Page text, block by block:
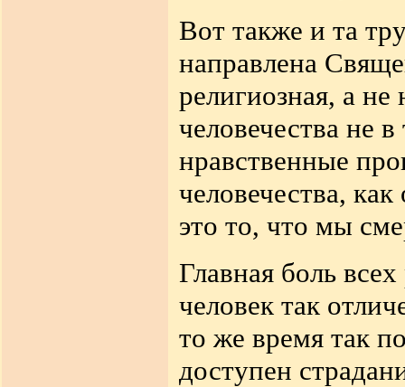
Вот также и та
направлена
религиозная, а не
человечества не
нравственные
человечества,
это то, что мы
Главная боль
человек так
то же время так
доступен